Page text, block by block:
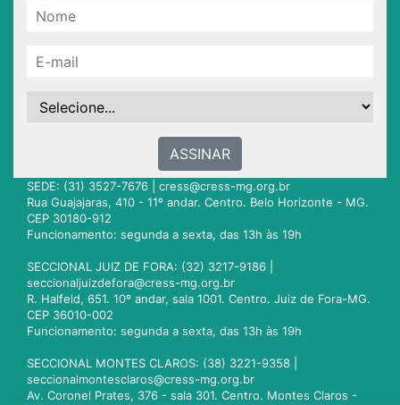
ASSINAR
SEDE: (31) 3527-7676 | cress@cress-mg.org.br
Rua Guajajaras, 410 - 11º andar. Centro. Belo Horizonte - MG.
CEP 30180-912
Funcionamento: segunda a sexta, das 13h às 19h
SECCIONAL JUIZ DE FORA: (32) 3217-9186 |
seccionaljuizdefora@cress-mg.org.br
R. Halfeld, 651. 10º andar, sala 1001. Centro. Juiz de Fora-MG.
CEP 36010-002
Funcionamento: segunda a sexta, das 13h às 19h
SECCIONAL MONTES CLAROS: (38) 3221-9358 |
seccionalmontesclaros@cress-mg.org.br
Av. Coronel Prates, 376 - sala 301. Centro. Montes Claros -